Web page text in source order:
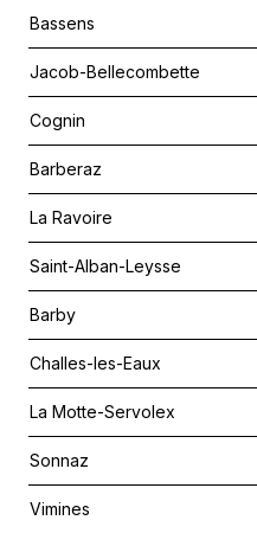
Bassens
Jacob-Bellecombette
Cognin
Barberaz
La Ravoire
Saint-Alban-Leysse
Barby
Challes-les-Eaux
La Motte-Servolex
Sonnaz
Vimines